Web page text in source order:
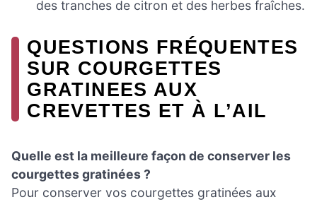
des tranches de citron et des herbes fraîches.
QUESTIONS FRÉQUENTES
SUR COURGETTES
GRATINEES AUX
CREVETTES ET À L’AIL
Quelle est la meilleure façon de conserver les
courgettes gratinées ?
Pour conserver vos courgettes gratinées aux